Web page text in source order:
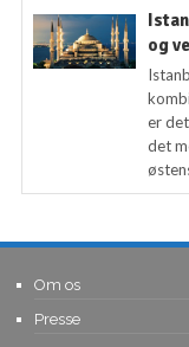
og
er
det
Om os
Presse